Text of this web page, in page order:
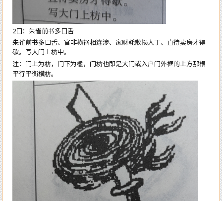
2口：朱雀前书多口舌
朱雀前书多口舌、官非横祸相连涉、家财耗散损人丁、直待卖房才得
歇。写大门上枋中。
注：门上为枋，门下为槛，门枋也即是大门或入户门外框的上方那根
平行平衡横枋。